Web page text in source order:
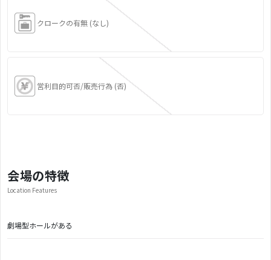
クロークの有無 (なし)
営利目的可否/販売行為 (否)
会場の特徴
Location Features
劇場型ホールがある